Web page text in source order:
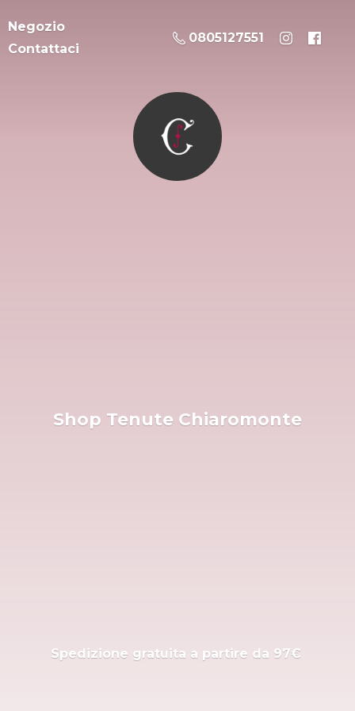
Negozio
Contattaci
0805127551
Shop Tenute Chiaromonte
Spedizione gratuita a partire da 97€